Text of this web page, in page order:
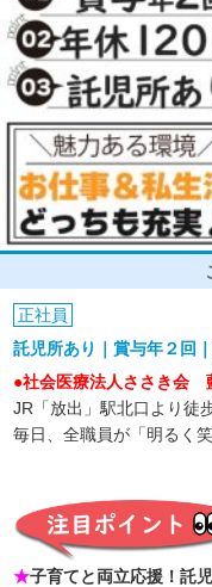
正社員
託児所あり｜賞与年２回
●社会医療法人ささき会
JR「放出」駅北口より徒
毎日、全職員が「明るく
★子育てと両立応援！託